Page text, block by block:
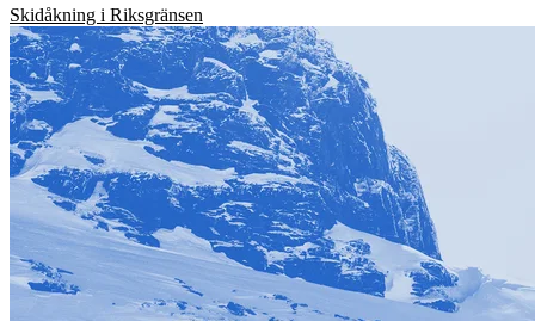
Skidåkning i Riksgränsen